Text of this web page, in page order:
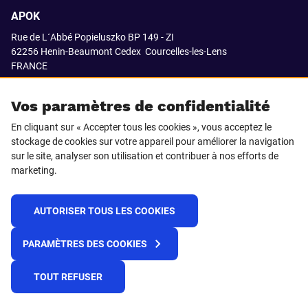
Vos paramètres de confidentialité
En cliquant sur « Accepter tous les cookies », vous acceptez le
stockage de cookies sur votre appareil pour améliorer la navigation
sur le site, analyser son utilisation et contribuer à nos efforts de
marketing.
AUTORISER TOUS LES COOKIES
PARAMÈTRES DES COOKIES
TOUT REFUSER
APOK
Rue de L´Abbé Popieluszko BP 149 - ZI
62256 Henin-Beaumont Cedex Courcelles-les-Lens
FRANCE
SUIVEZ-NOUS SUR
© 2021 APOK